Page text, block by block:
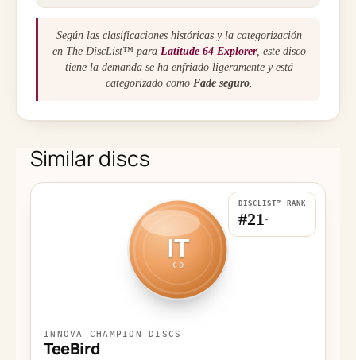
Según las clasificaciones históricas y la categorización
en The DiscList™ para Latitude 64 Explorer, este disco
tiene la demanda se ha enfriado ligeramente y está
categorizado como Fade seguro
Similar discs
IT
CD
DISCLIST™ RANK
#21 -
INNOVA CHAMPION DISCS
TeeBird